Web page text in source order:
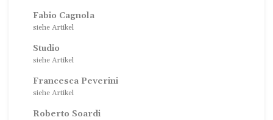
Fabio Cagnola
siehe Artikel
Studio
siehe Artikel
Francesca Peverini
siehe Artikel
Roberto Soardi